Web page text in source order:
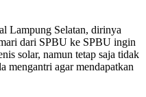
Lampung Selatan, dirinya
dari SPBU ke SPBU ingin
solar, namun tetap saja tidak
mengantri agar mendapatkan